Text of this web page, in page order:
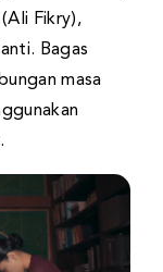
Fikry),
Bagas
masa